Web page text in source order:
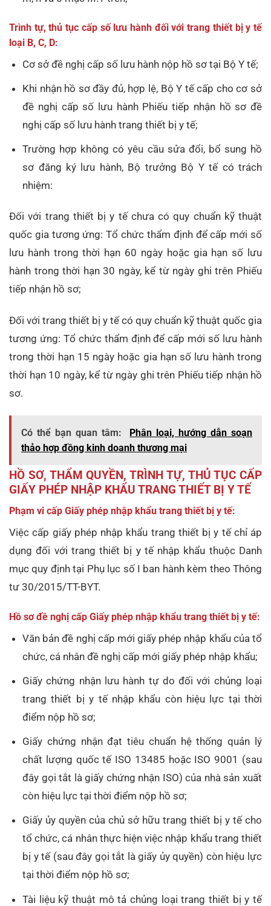
Trình tự, thủ tục cấp số lưu hành đối với trang thiết bị y tế
loại B, C, D:
Cơ sở đề nghị cấp số lưu hành nộp hồ sơ tại Bộ Y tế;
Khi nhận hồ sơ đầy đủ, hợp lệ, Bộ Y tế cấp cho cơ sở
đề nghị cấp số lưu hành Phiếu tiếp nhận hồ sơ đề
nghị cấp số lưu hành trang thiết bị y tế;
Trường hợp không có yêu cầu sửa đổi, bổ sung hồ
sơ đăng ký lưu hành, Bộ trưởng Bộ Y tế có trách
nhiệm:
Đối với trang thiết bị y tế chưa có quy chuẩn kỹ thuật
quốc gia tương ứng: Tổ chức thẩm định để cấp mới số
lưu hành trong thời hạn 60 ngày hoặc gia hạn số lưu
hành trong thời hạn 30 ngày, kể từ ngày ghi trên Phiếu
tiếp nhận hồ sơ;
Đối với trang thiết bị y tế có quy chuẩn kỹ thuật quốc gia
tương ứng: Tổ chức thẩm định để cấp mới số lưu hành
trong thời hạn 15 ngày hoặc gia hạn số lưu hành trong
thời hạn 10 ngày, kể từ ngày ghi trên Phiếu tiếp nhận hồ
sơ.
Có thể bạn quan tâm:
Phân loại, hướng dẫn soạn
thảo hợp đồng kinh doanh thương mại
HỒ SƠ, THẨM QUYỀN, TRÌNH TỰ, THỦ TỤC CẤP
GIẤY PHÉP NHẬP KHẨU TRANG THIẾT BỊ Y TẾ
Phạm vi cấp Giấy phép nhập khẩu trang thiết bị y tế:
Việc cấp giấy phép nhập khẩu trang thiết bị y tế chỉ áp
dụng đối với trang thiết bị y tế nhập khẩu thuộc Danh
mục quy định tại Phụ lục số I ban hành kèm theo Thông
tư 30/2015/TT-BYT.
Hồ sơ đề nghị cấp Giấy phép nhập khẩu trang thiết bị y tế:
Văn bản đề nghị cấp mới giấy phép nhập khẩu của tổ
chức, cá nhân đề nghị cấp mới giấy phép nhập khẩu;
Giấy chứng nhận lưu hành tự do đối với chủng loại
trang thiết bị y tế nhập khẩu còn hiệu lực tại thời
điểm nộp hồ sơ;
Giấy chứng nhận đạt tiêu chuẩn hệ thống quản lý
chất lượng quốc tế ISO 13485 hoặc ISO 9001 (sau
đây gọi tắt là giấy chứng nhận ISO) của nhà sản xuất
còn hiệu lực tại thời điểm nộp hồ sơ;
Giấy ủy quyền của chủ sở hữu trang thiết bị y tế cho
tổ chức, cá nhân thực hiện việc nhập khẩu trang thiết
bị y tế (sau đây gọi tắt là giấy ủy quyền) còn hiệu lực
tại thời điểm nộp hồ sơ;
Tài liệu kỹ thuật mô tả chủng loại trang thiết bị y tế